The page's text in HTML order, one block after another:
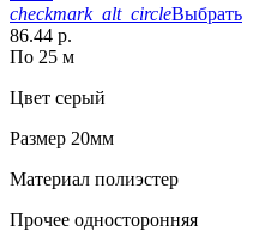
checkmark_alt_circleВыбрать
86.44 р.
По 25 м
Цвет серый
Размер 20мм
Материал полиэстер
Прочее односторонняя